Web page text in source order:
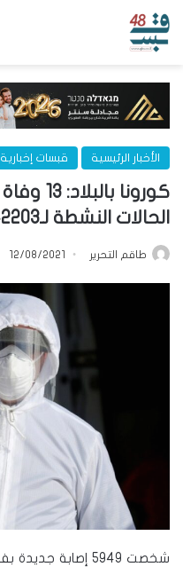
الأخبار الرئيسية قبسات إخبارية
الحالات النشطة لـ42203
طاقم التحرير 12/08/2021